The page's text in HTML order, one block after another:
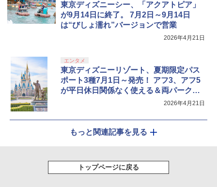
東京ディズニーシー、「アクアトピア」
が9月14日に終了。 7月2日～9月14日
は“びしょ濡れ”バージョンで営業
2026年4月21日
エンタメ
東京ディズニーリゾート、夏期限定パス
ポート3種7月1日～発売！ アフ3、アフ5
が平日休日関係なく使える＆両パーク自
2026年4月21日
もっと関連記事を見る
トップページに戻る